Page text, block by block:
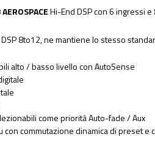
Hi-End DSP con 6 ingressi
8to12, ne mantiene lo stesso
alto / basso livello con AutoSense
come priorità Auto-fade / Aux
con commutazione dinamica di preset e